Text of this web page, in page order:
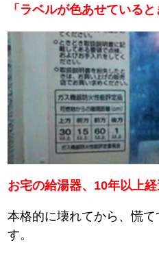
「ラベルが色あせていると
お宅の給湯器、10年以上
本格的に壊れてから、慌
す。